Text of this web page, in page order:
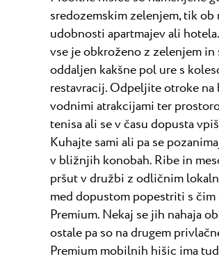
sredozemskim zelenjem, tik
udobnosti apartmajev ali
vse je obkroženo z zelenjem
oddaljen kakšne pol ure s
restavracij. Odpeljite otroke
vodnimi atrakcijami ter
tenisa ali se v času dopusta
Kuhajte sami ali pa se
v bližnjih konobah. Ribe in
pršut v družbi z odličnim
med dopustom popestriti s
Premium. Nekaj se jih nahaja
ostale pa so na drugem
Premium mobilnih hišic ima